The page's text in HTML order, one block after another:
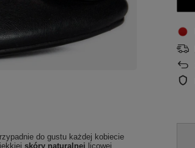
do gustu każdej kobiecie
skóry naturalnej licowej